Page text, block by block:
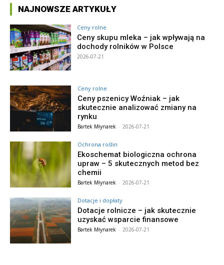
NAJNOWSZE ARTYKUŁY
Ceny rolne
Ceny skupu mleka – jak wpływają na
dochody rolników w Polsce
2026-07-21
Ceny rolne
Ceny pszenicy Woźniak – jak
skutecznie analizować zmiany na
rynku
Bartek Młynarek - 2026-07-21
Ochrona roślin
Ekoschemat biologiczna ochrona
upraw – 5 skutecznych metod bez
chemii
Bartek Młynarek - 2026-07-21
Dotacje i dopłaty
Dotacje rolnicze – jak skutecznie
uzyskać wsparcie finansowe
Bartek Młynarek - 2026-07-21